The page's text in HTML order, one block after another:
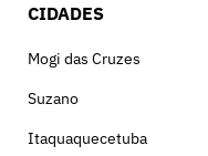
CIDADES
Mogi das Cruzes
Suzano
Itaquaquecetuba